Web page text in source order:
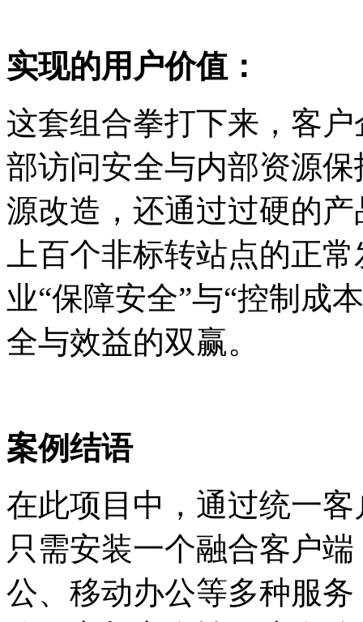
实现的用户价值：
这套组合拳打下来，客
部访问安全与内部资源
源改造，还通过过硬的
上百个非标转站点的正
业“保障安全”与“控制成
全与效益的双赢。
案例结语
在此项目中，通过统一
只需安装一个融合客户
公、移动办公等多种服